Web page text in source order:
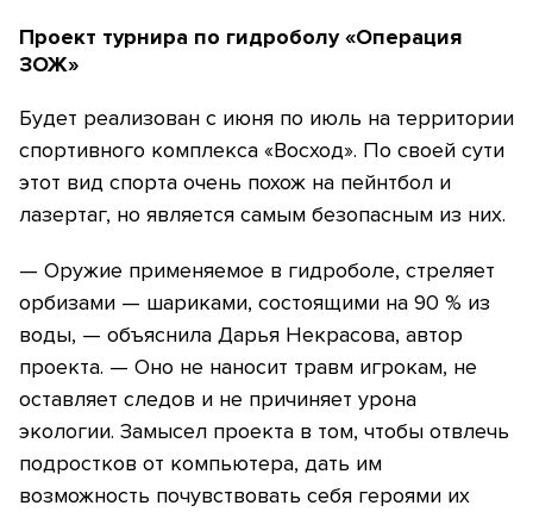
Проект турнира по гидроболу «Операция
ЗОЖ»
Будет реализован с июня по июль на территории
спортивного комплекса «Восход». По своей сути
этот вид спорта очень похож на пейнтбол и
лазертаг, но является самым безопасным из них.
— Оружие применяемое в гидроболе, стреляет
орбизами — шариками, состоящими на 90 % из
воды, — объяснила Дарья Некрасова, автор
проекта. — Оно не наносит травм игрокам, не
оставляет следов и не причиняет урона
экологии. Замысел проекта в том, чтобы отвлечь
подростков от компьютера, дать им
возможность почувствовать себя героями их